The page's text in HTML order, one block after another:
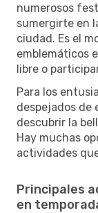
numerosos
sumergirte en
ciudad. Es el
emblemáticos
libre o
Para los
despejados de
descubrir la
Hay muchas
actividades
Principales
en